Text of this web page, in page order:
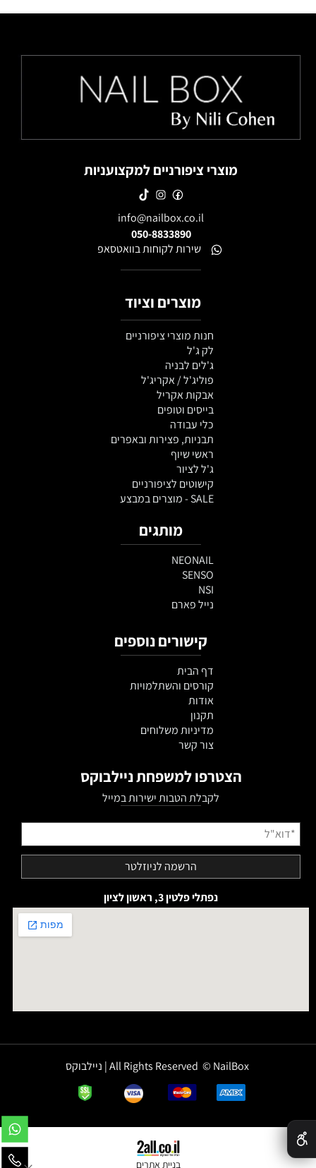
מוצרי ציפורניים למקצועניות
info@nailbox.co.il
050-8833890
שירות לקוחות בוואטסאפ
מוצרים וציוד
חנות מוצרי ציפורניים
לק ג'ל
ג'לים לבניה
פוליג'ל / אקריג'ל
אבקות אקריל
בייסים וטופים
כלי עבודה
תבניות, פצירות ובאפרים
ראשי שיוף
ג'ל לציור
קישוטים לציפורניים
SALE - מוצרים במבצע
מותגים
NEONAIL
SENSO
NSI
נייל פארם
קישורים נוספים
דף הבית
קורסים והשתלמויות
אודות
תקנון
מדיניות משלוחים
צור קשר
הצטרפו למשפחת ניילבוקס
לקבלת הטבות ישירות במייל
נפתלי פלטין 3, ראשון לציון
All Rights Reserved © NailBox | ניילבוקס
בניית אתרים